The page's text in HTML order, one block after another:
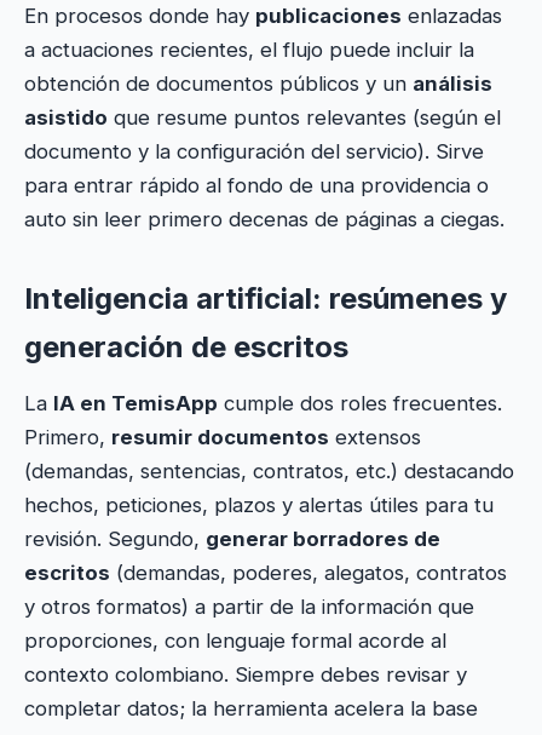
En procesos donde hay publicaciones enlazadas
a actuaciones recientes, el flujo puede incluir la
obtención de documentos públicos y un análisis
asistido que resume puntos relevantes (según el
documento y la configuración del servicio). Sirve
para entrar rápido al fondo de una providencia o
auto sin leer primero decenas de páginas a ciegas.
Inteligencia artificial: resúmenes y
generación de escritos
La IA en TemisApp cumple dos roles frecuentes.
Primero, resumir documentos extensos
(demandas, sentencias, contratos, etc.) destacando
hechos, peticiones, plazos y alertas útiles para tu
revisión. Segundo, generar borradores de
escritos (demandas, poderes, alegatos, contratos
y otros formatos) a partir de la información que
proporciones, con lenguaje formal acorde al
contexto colombiano. Siempre debes revisar y
completar datos; la herramienta acelera la base